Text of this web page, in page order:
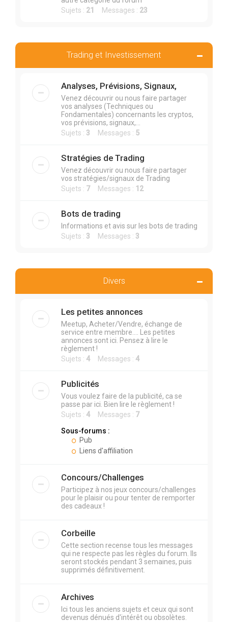
Sujets : 21 Messages : 23
Trading et Investissement
Analyses, Prévisions, Signaux,
Venez découvrir ou nous faire partager
vos analyses (Techniques ou
Fondamentales) concernants les cryptos,
vos prévisions, signaux,...
Sujets : 3 Messages : 5
Stratégies de Trading
Venez découvrir ou nous faire partager
vos stratégies/signaux de Trading
Sujets : 7Messages : 12
Bots de trading
Informations et avis sur les bots de trading
Sujets : 3 Messages : 3
Divers
Les petites annonces
Meetup, Acheter/Vendre, échange de
service entre membre.... Les petites
annonces sont ici. Pensez à lire le
règlement !
Sujets : 4 Messages : 4
Publicités
Vous voulez faire de la publicité, ca se
passe par ici. Bien lire le règlement !
Sujets : 4 Messages : 7
Sous-forums :
Pub
Liens d'affiliation
Concours/Challenges
Participez à nos jeux concours/challenges
pour le plaisir ou pour tenter de remporter
des cadeaux !
Corbeille
Cette section recense tous les messages
qui ne respecte pas les règles du forum. Ils
seront stockés pendant 3 semaines, puis
supprimés définitivement.
Archives
Ici tous les anciens sujets et ceux qui sont
devenus dénués d'intérêt ou obsolètes.